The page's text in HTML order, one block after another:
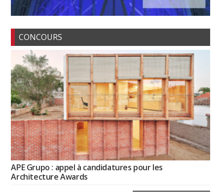
CONCOURS
APE Grupo : appel à candidatures pour les
Architecture Awards